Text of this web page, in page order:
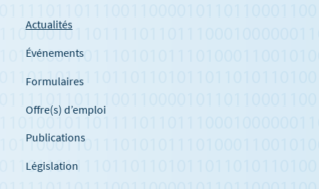
Actualités
Événements
Formulaires
Offre(s) d’emploi
Publications
Législation